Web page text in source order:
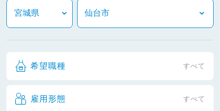
希望職種 すべて
雇用形態 すべて